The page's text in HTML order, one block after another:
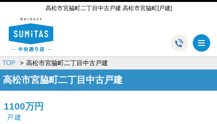
高松市宮脇町二丁目中古戸建 高松市宮脇町[戸建]
TOP 高松市宮脇町二丁目中古戸建
高松市宮脇町二丁目中古戸建
1100万円
戸建